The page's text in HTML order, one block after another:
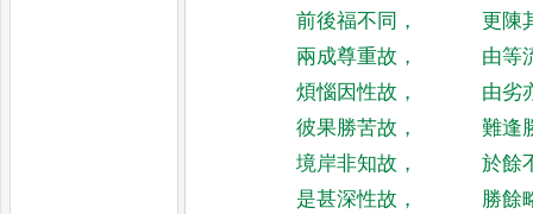
前後福不同 ，
更陳
兩成尊重故 ，
由等
煩惱因性故 ，
由劣
彼果勝苦故 ，
難逢
境岸非知故 ，
於餘
是甚深性故 ，
勝餘